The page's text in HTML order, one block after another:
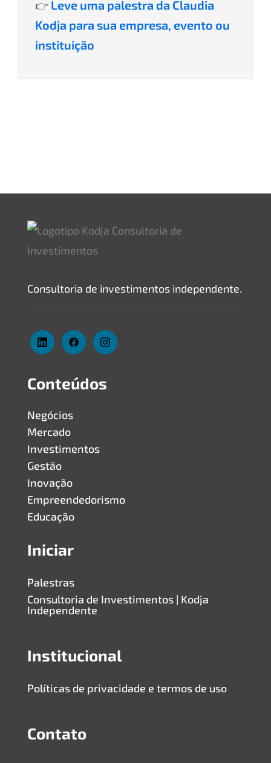
👉 Leve uma palestra da Claudia
Kodja para sua empresa, evento ou
instituição
Consultoria de investimentos independente.
Conteúdos
Negócios
Mercado
Investimentos
Gestão
Inovação
Empreendedorismo
Educação
Iniciar
Palestras
Consultoria de Investimentos | Kodja
Independente
Institucional
Políticas de privacidade e termos de uso
Contato